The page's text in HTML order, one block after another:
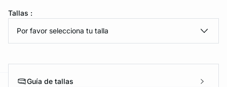
DE PANTIES
Tallas :
Por favor selecciona tu talla
Guía de tallas